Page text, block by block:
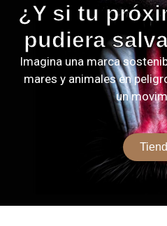
¿Y si tu
pudiera
Imagina una marca
mares y animales en
un